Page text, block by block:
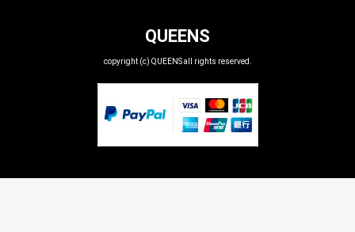
QUEENS
copyright (c) QUEENS all rights reserved.